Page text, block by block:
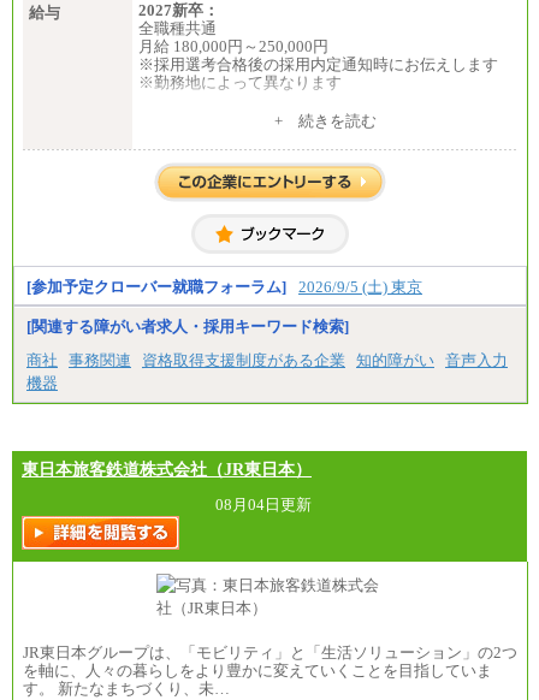
給与
2027新卒：
全職種共通
月給 180,000円～250,000円
※採用選考合格後の採用内定通知時にお伝えします
※勤務地によって異なります
月給 200,000円～250,000円
入社時の処遇は経験・能力を考慮の上、当社規程に
より決定します。
お伝えします。
+ 続きを読む
[参加予定クローバー就職フォーラム] 2026/9/5 (土) 東京
[関連する障がい者求人・採用キーワード検索]
商社
事務関連 資格取得支援制度がある企業 知的障がい 音声入力
機器
東日本旅客鉄道株式会社（JR東日本）
08月04日更新
JR東日本グループは、「モビリティ」と「生活ソリューション」の2つ
を軸に、人々の暮らしをより豊かに変えていくことを目指していま
す。 新たなまちづくり、未…